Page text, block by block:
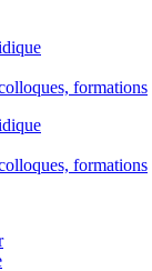
formations
formations